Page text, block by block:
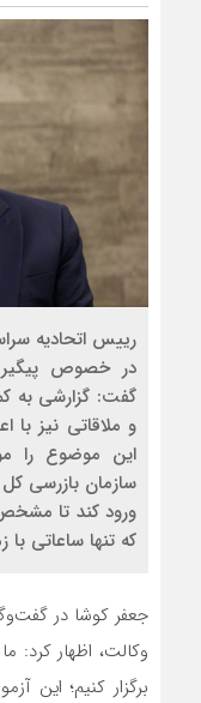
رییس اتحادیه
در خصوص
و ملاقاتی نیز
این موضوع را
سازمان بازرسی
ورود کند تا
که تنها ساعاتی
جعفر کوشا در
وکالت، اظهار کرد: